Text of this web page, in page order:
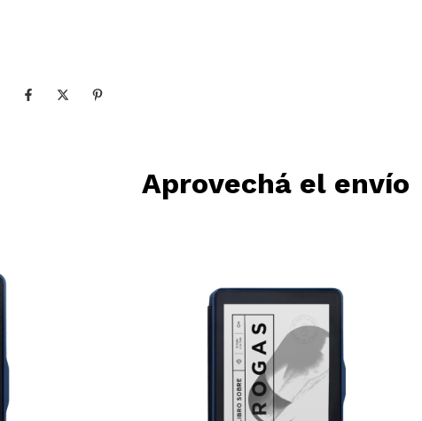
Aprovechá el envío